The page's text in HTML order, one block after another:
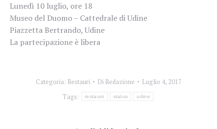
Lunedì 10 luglio, ore 18
Museo del Duomo – Cattedrale di Udine
Piazzetta Bertrando, Udine
La partecipazione è libera
Categoria: Restauri Di Redazione
Luglio 4, 2017
Tags:
restauro statua udine